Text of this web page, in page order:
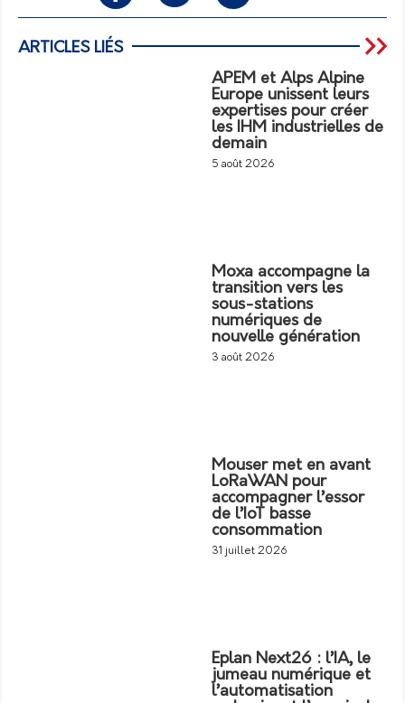
ARTICLES LIÉS
APEM et Alps Alpine
Europe unissent leurs
expertises pour créer
les IHM industrielles de
demain
5 août 2026
Moxa accompagne la
transition vers les
sous-stations
numériques de
nouvelle génération
3 août 2026
Mouser met en avant
LoRaWAN pour
accompagner l’essor
de l’IoT basse
consommation
31 juillet 2026
Eplan Next26 : l’IA, le
jumeau numérique et
l’automatisation